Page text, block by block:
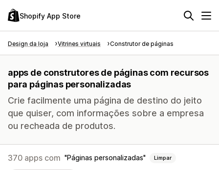
Shopify App Store
Design da loja Vitrines virtuais Construtor de páginas
apps de construtores de páginas com recursos
para páginas personalizadas
Crie facilmente uma página de destino do jeito
que quiser, com informações sobre a empresa
ou recheada de produtos.
370 apps com Páginas personalizadas Limpar